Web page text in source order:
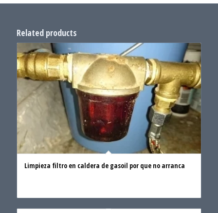
Related products
Limpieza filtro en caldera de gasoil por que no arranca